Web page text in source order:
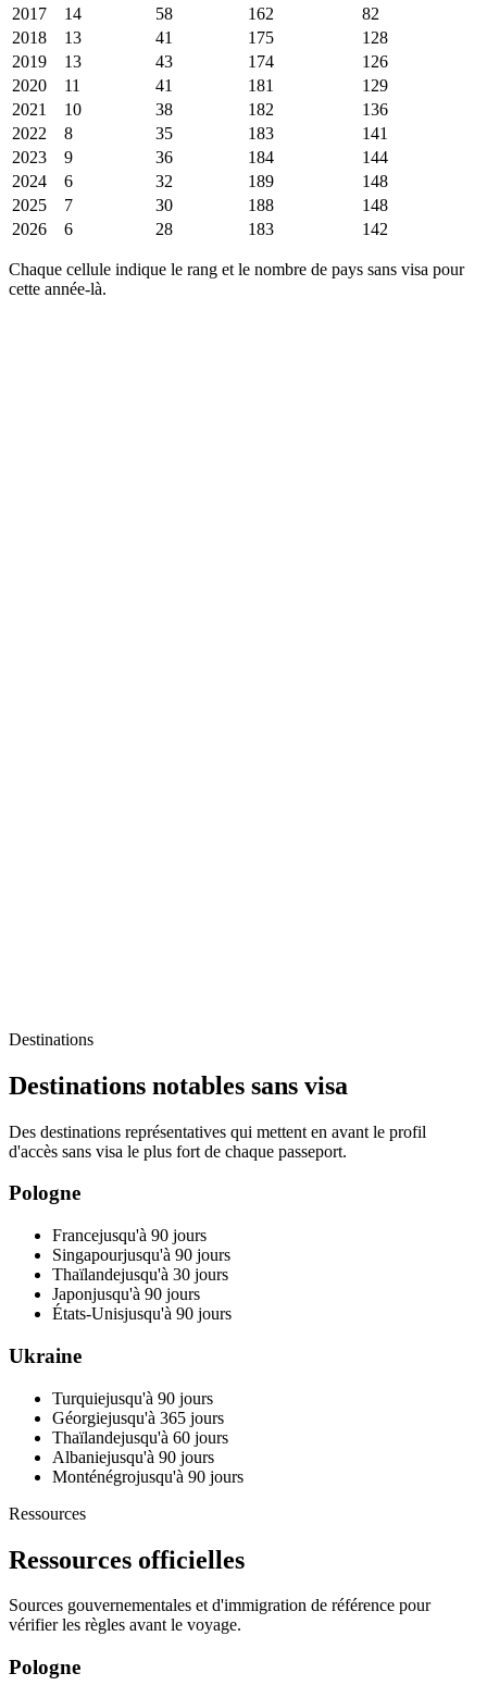
2017
14 58 162
82
2018
13 41 175
128
2019
13 43 174
126
2020
11 41 181
129
2021
10 38 182
136
2022
8 35 183
141
2023
9 36 184
144
2024
6 32 189
148
2025
7 30 188
148
2026
6 28 183 142
Chaque cellule indique le rang et le nombre de pays sans visa pour
cette année-là.
Destinations
Destinations notables sans visa
Des destinations représentatives qui mettent en avant le profil
d'accès sans visa le plus fort de chaque passeport.
Pologne
Francejusqu'à 90 jours
Singapourjusqu'à 90 jours
Thaïlandejusqu'à 30 jours
Japonjusqu'à 90 jours
États-Unisjusqu'à 90 jours
Ukraine
Turquiejusqu'à 90 jours
Géorgiejusqu'à 365 jours
Thaïlandejusqu'à 60 jours
Albaniejusqu'à 90 jours
Monténégrojusqu'à 90 jours
Ressources
Ressources officielles
Sources gouvernementales et d'immigration de référence pour
vérifier les règles avant le voyage.
Pologne